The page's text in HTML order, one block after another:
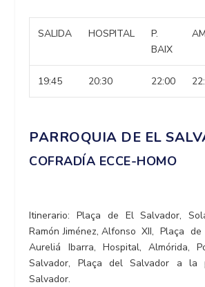
SALIDA HOSPITAL
P.
BAIX
19:45 20:30 22:00
PARROQUIA DE EL
COFRADÍA ECCE-HOMO
Itinerario: Plaça de El Salvador,
Ramón Jiménez, Alfonso XII, Plaça
Aureliá Ibarra, Hospital, Almórida,
Salvador, Plaça del Salvador a la
Salvador.